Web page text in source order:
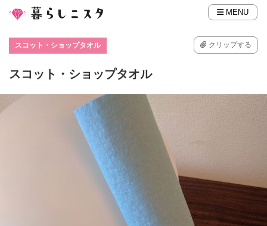
MENU
スコット・ショップタオル クリップする
スコット・ショップタオル